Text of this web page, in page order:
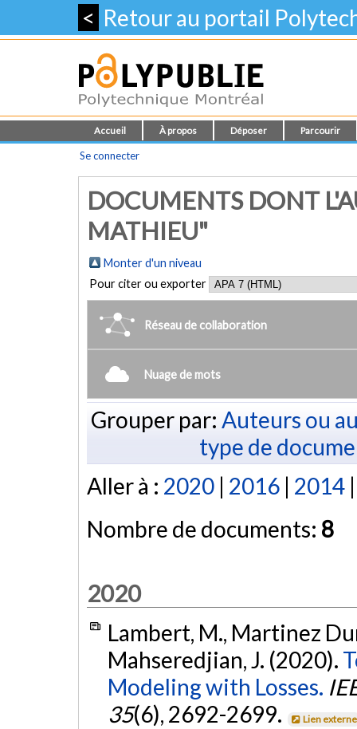
< Retour au portail
Accueil À propos Déposer Parcourir
Se connecter
DOCUMENTS DONT
MATHIEU"
Monter d'un niveau
Pour citer ou exporter
Réseau de collaboration
Nuage de mots
Grouper par: Auteurs ou
type de
Aller à : 2020 | 2016 | 2014
Nombre de documents: 8
2020
Lambert, M., Martinez
Mahseredjian, J. (2020).
Modeling with Losses.
35(6), 2692-2699. Lien externe